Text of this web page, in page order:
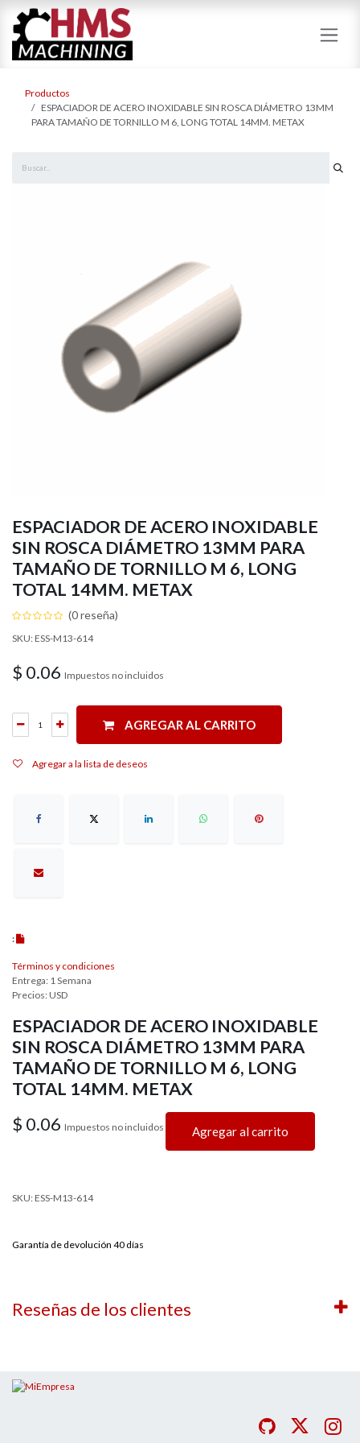
Ir al contenido
Productos
ESPACIADOR DE ACERO INOXIDABLE SIN ROSCA DIÁMETRO 13MM
PARA TAMAÑO DE TORNILLO M 6, LONG TOTAL 14MM. METAX
ESPACIADOR DE ACERO INOXIDABLE
SIN ROSCA DIÁMETRO 13MM PARA
TAMAÑO DE TORNILLO M 6, LONG
TOTAL 14MM. METAX
(0 reseña)
SKU: ESS-M13-614
$ 0.06 Impuestos no incluidos
AGREGAR AL CARRITO
Agregar a la lista de deseos
:
Términos y condiciones
Entrega: 1 Semana
Precios: USD
ESPACIADOR DE ACERO INOXIDABLE
SIN ROSCA DIÁMETRO 13MM PARA
TAMAÑO DE TORNILLO M 6, LONG
TOTAL 14MM. METAX
$ 0.06 Impuestos no incluidos Agregar al carrito
SKU: ESS-M13-614
Garantía de devolución 40 días
Reseñas de los clientes